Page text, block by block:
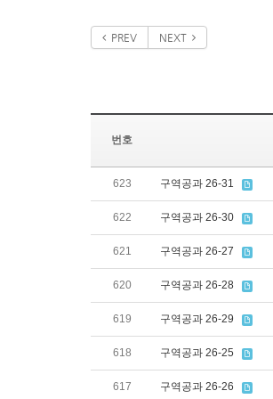
PREV NEXT
번호
623 구역공과 26-31
622 구역공과 26-30
621 구역공과 26-27
620 구역공과 26-28
619 구역공과 26-29
618 구역공과 26-25
617 구역공과 26-26